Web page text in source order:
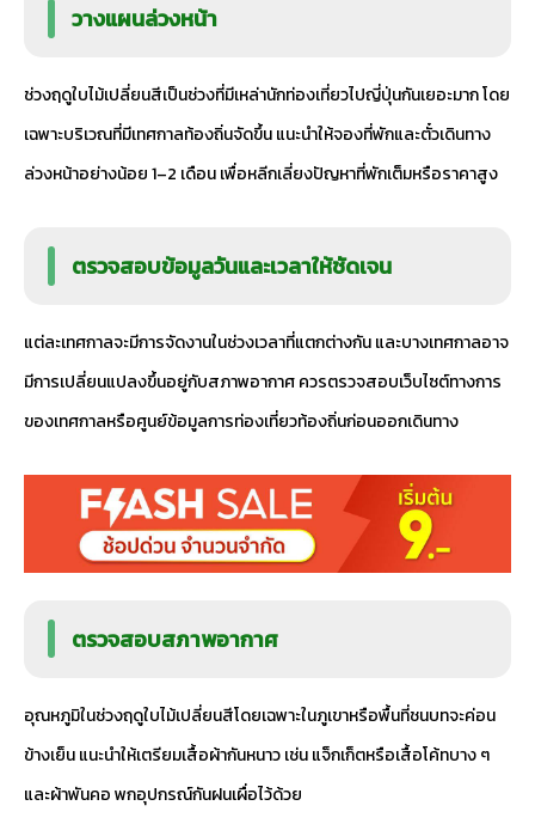
วางแผนล่วงหน้า
ช่วงฤดูใบไม้เปลี่ยนสีเป็นช่วงที่มีเหล่านักท่องเที่ยวไปญี่ปุ่นกันเยอะมาก โดย
เฉพาะบริเวณที่มีเทศกาลท้องถิ่นจัดขึ้น แนะนำให้จองที่พักและตั๋วเดินทาง
ล่วงหน้าอย่างน้อย 1–2 เดือน เพื่อหลีกเลี่ยงปัญหาที่พักเต็มหรือราคาสูง
ตรวจสอบข้อมูลวันและเวลาให้ชัดเจน
แต่ละเทศกาลจะมีการจัดงานในช่วงเวลาที่แตกต่างกัน และบางเทศกาลอาจ
มีการเปลี่ยนแปลงขึ้นอยู่กับสภาพอากาศ ควรตรวจสอบเว็บไซต์ทางการ
ของเทศกาลหรือศูนย์ข้อมูลการท่องเที่ยวท้องถิ่นก่อนออกเดินทาง
ตรวจสอบสภาพอากาศ
อุณหภูมิในช่วงฤดูใบไม้เปลี่ยนสีโดยเฉพาะในภูเขาหรือพื้นที่ชนบทจะค่อน
ข้างเย็น แนะนำให้เตรียมเสื้อผ้ากันหนาว เช่น แจ็กเก็ตหรือเสื้อโค้ทบาง ๆ
และผ้าพันคอ พกอุปกรณ์กันฝนเผื่อไว้ด้วย